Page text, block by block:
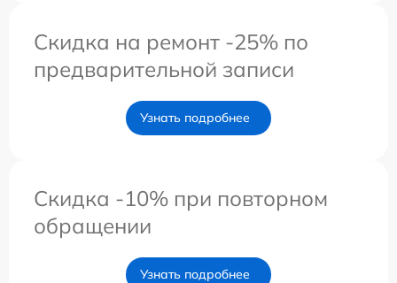
Скидка на ремонт -25% по
предварительной записи
Узнать подробнее
Скидка -10% при повторном
обращении
Узнать подробнее